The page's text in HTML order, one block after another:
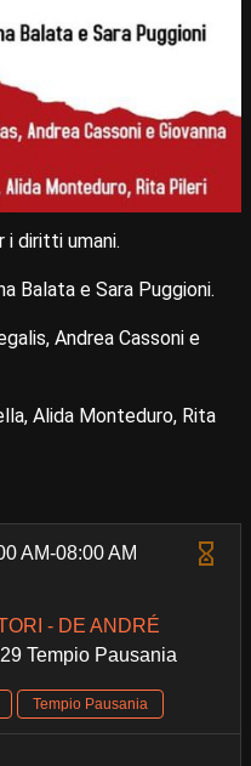
diritti umani.
Balata e Sara Puggioni.
Andrea Cassoni e
Alida Monteduro, Rita
AM-08:00 AM
- DE ANDRÉ
Tempio Pausania
Tempio Pausania